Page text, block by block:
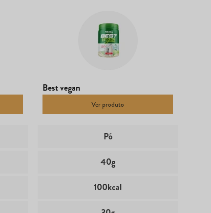
Best vegan
Ver produto
Pó
40g
100kcal